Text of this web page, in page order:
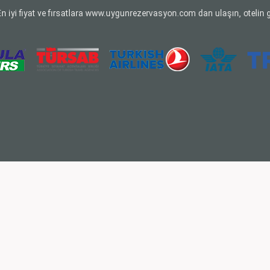
fiyat ve fırsatlara www.uygunrezervasyon.com dan ulaşın, otelin